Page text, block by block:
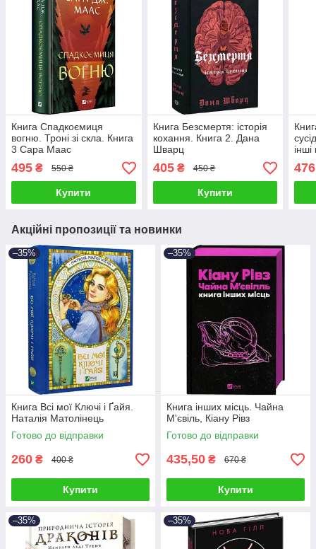
Книга Спадкоємиця
вогню. Троні зі скла. Книга
3 Сара Маас
495 ₴ 550 ₴
Купити
Книга Безсмертя: історія
кохання. Книга 2. Дана
Шварц
405₴ 450 ₴
Купити
476
Акційні пропозиції та новинки
–35%
Книга Всі мої Ключі і Ґайя.
Наталія Матолінець
Готово до відправки
260 ₴ 400 ₴
Купити
–35%
Книга інших місць. Чайна
М'євіль, Кіану Рівз
Готово до відправки
435,50 ₴ 670 ₴
Купити
–35% –35%